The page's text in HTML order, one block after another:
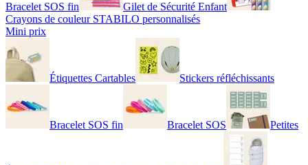
Bracelet SOS fin
Gilet de Sécurité Enfant
Crayons de couleur STABILO personnalisés
Mini prix
Étiquettes Cartables Stickers réfléchissants
Bracelet SOS fin Bracelet SOS Petites